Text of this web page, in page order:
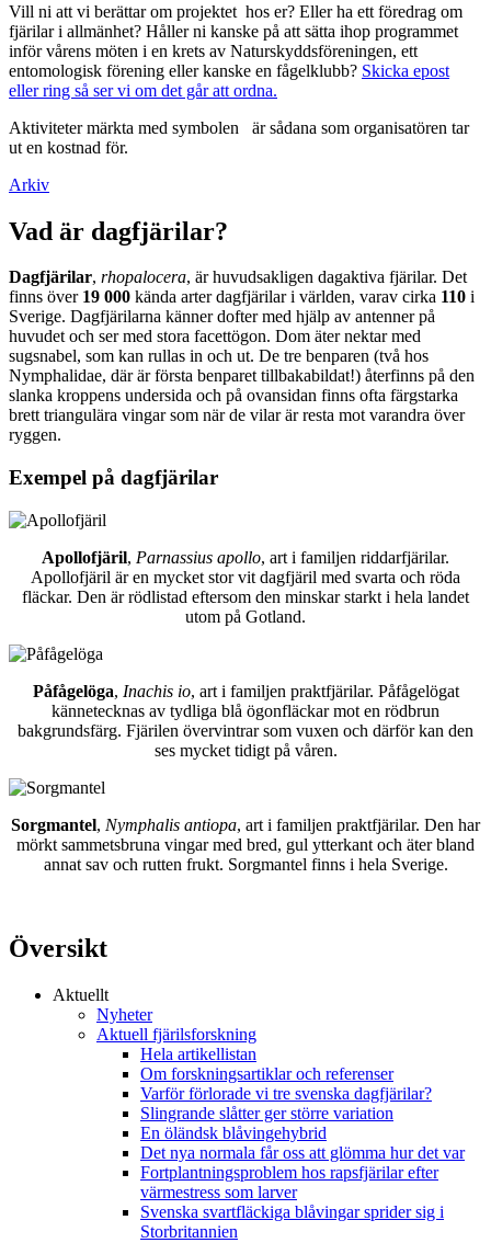
Vill ni att vi berättar om projektet hos er? Eller ha ett föredrag om
fjärilar i allmänhet? Håller ni kanske på att sätta ihop programmet
inför vårens möten i en krets av Naturskyddsföreningen, ett
entomologisk förening eller kanske en fågelklubb? Skicka epost
eller ring så ser vi om det går att ordna.
Aktiviteter märkta med symbolen
är sådana som organisatören tar
ut en kostnad för.
Arkiv
Vad är dagfjärilar?
Dagfjärilar, rhopalocera, är huvudsakligen dagaktiva fjärilar. Det
finns över 19 000 kända arter dagfjärilar i världen, varav cirka 110 i
Sverige. Dagfjärilarna känner dofter med hjälp av antenner på
huvudet och ser med stora facettögon. Dom äter nektar med
sugsnabel, som kan rullas in och ut. De tre benparen (två hos
Nymphalidae, där är första benparet tillbakabildat!) återfinns på den
slanka kroppens undersida och på ovansidan finns ofta färgstarka
brett triangulära vingar som när de vilar är resta mot varandra över
ryggen.
Exempel på dagfjärilar
Apollofjäril, Parnassius apollo, art i familjen riddarfjärilar.
Apollofjäril är en mycket stor vit dagfjäril med svarta och röda
fläckar. Den är rödlistad eftersom den minskar starkt i hela landet
utom på Gotland.
Påfågelöga, Inachis io, art i familjen praktfjärilar. Påfågelögat
kännetecknas av tydliga blå ögonfläckar mot en rödbrun
bakgrundsfärg. Fjärilen övervintrar som vuxen och därför kan den
ses mycket tidigt på våren.
Sorgmantel, Nymphalis antiopa, art i familjen praktfjärilar. Den har
mörkt sammetsbruna vingar med bred, gul ytterkant och äter bland
annat sav och rutten frukt. Sorgmantel finns i hela Sverige.
Översikt
Aktuellt
Nyheter
Aktuell fjärilsforskning
Hela artikellistan
Om forskningsartiklar och referenser
Varför förlorade vi tre svenska dagfjärilar?
Slingrande slåtter ger större variation
En öländsk blåvingehybrid
Det nya normala får oss att glömma hur det var
Fortplantningsproblem hos rapsfjärilar efter
värmestress som larver
Svenska svartfläckiga blåvingar sprider sig i
Storbritannien